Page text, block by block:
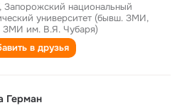
Запорожский национальный
университет (бывш. ЗМИ,
ЗМИ им. В.Я. Чубаря)
в друзья
Герман